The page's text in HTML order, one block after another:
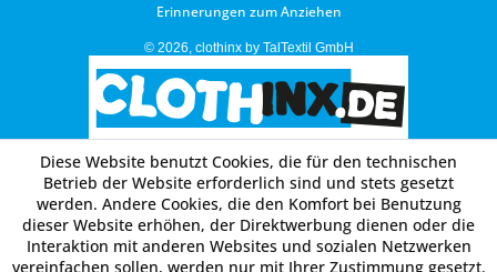
Erinnerungen zum Anziehen
© 2026, clothinx by TalTextil GmbH
Diese Website benutzt Cookies, die für den technischen
Betrieb der Website erforderlich sind und stets gesetzt
werden. Andere Cookies, die den Komfort bei Benutzung
dieser Website erhöhen, der Direktwerbung dienen oder die
Interaktion mit anderen Websites und sozialen Netzwerken
vereinfachen sollen, werden nur mit Ihrer Zustimmung gesetzt.